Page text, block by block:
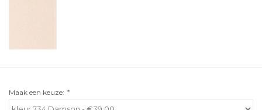
Maak een keuze: *